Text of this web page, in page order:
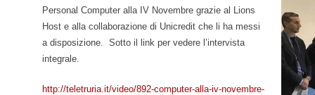
Personal Computer alla IV Novembre grazie al Lions
Host e alla collaborazione di Unicredit che li ha messi
a disposizione. Sotto il link per vedere l’intervista
integrale.
http://teletruria.it/video/892-computer-alla-iv-novembre-